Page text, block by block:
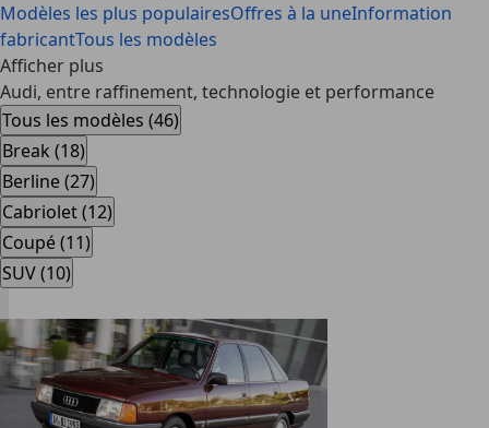
Modèles les plus populairesOffres à la uneInformation
fabricantTous les modèles
Afficher plus
Audi, entre raffinement, technologie et performance
Tous les modèles (46)
Break (18)
Berline (27)
Cabriolet (12)
Coupé (11)
SUV (10)